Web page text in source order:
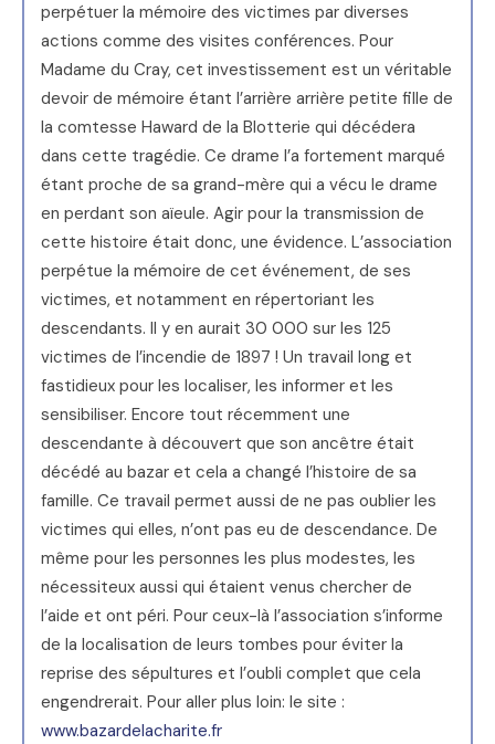
perpétuer la mémoire des victimes par diverses
actions comme des visites conférences. Pour
Madame du Cray, cet investissement est un véritable
devoir de mémoire étant l’arrière arrière petite fille de
la comtesse Haward de la Blotterie qui décédera
dans cette tragédie. Ce drame l’a fortement marqué
étant proche de sa grand-mère qui a vécu le drame
en perdant son aïeule. Agir pour la transmission de
cette histoire était donc, une évidence. L’association
perpétue la mémoire de cet événement, de ses
victimes, et notamment en répertoriant les
descendants. Il y en aurait 30 000 sur les 125
victimes de l’incendie de 1897 ! Un travail long et
fastidieux pour les localiser, les informer et les
sensibiliser. Encore tout récemment une
descendante à découvert que son ancêtre était
décédé au bazar et cela a changé l’histoire de sa
famille. Ce travail permet aussi de ne pas oublier les
victimes qui elles, n’ont pas eu de descendance. De
même pour les personnes les plus modestes, les
nécessiteux aussi qui étaient venus chercher de
l’aide et ont péri. Pour ceux-là l’association s’informe
de la localisation de leurs tombes pour éviter la
reprise des sépultures et l’oubli complet que cela
engendrerait. Pour aller plus loin: le site :
www.bazardelacharite.fr